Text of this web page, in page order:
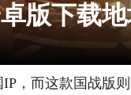
版下载
，而这款国战版